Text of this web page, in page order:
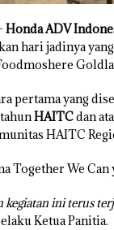
Honda ADV
hari jadinya
pertama yang
HAITCdan
HAITC
Together We Can
kegiatan ini terus
Ketua Panitia.